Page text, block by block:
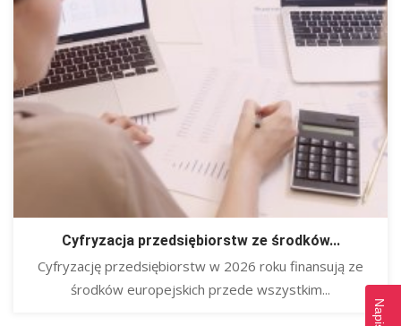
Cyfryzacja przedsiębiorstw ze środków...
​Cyfryzację przedsiębiorstw w 2026 roku finansują ze
środków europejskich przede wszystkim...